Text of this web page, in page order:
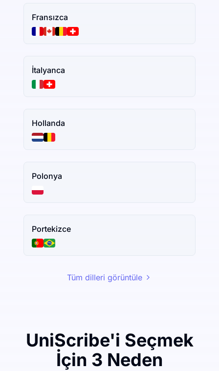
Fransızca
İtalyanca
Hollanda
Polonya
Portekizce
Tüm dilleri görüntüle
UniScribe'i Seçmek
İçin 3 Neden